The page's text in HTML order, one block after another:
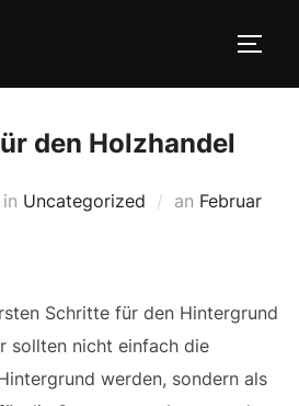
den Holzhandel
in Uncategorized an Februar
Schritte für den Hintergrund
sollten nicht einfach die
werden, sondern als